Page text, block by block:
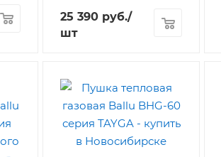
25 390 руб./
шт